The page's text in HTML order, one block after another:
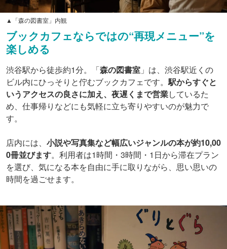
▲「森の図書室」内観
ブックカフェならではの“再現メニュー”を
楽しめる
渋谷駅から徒歩約1分。「森の図書室 」は、渋谷駅近くの
ビル内にひっそりと佇むブックカフェです。駅からすぐと
いうアクセスの良さに加え、夜遅くまで営業しているた
め、仕事帰りなどにも気軽に立ち寄りやすいのが魅力で
す。
店内には、 小説や写真集など幅広いジャンルの本が約10,00
0冊並びます。利用者は1時間・3時間・1日から滞在プラン
を選び、気になる本を自由に手に取りながら、思い思いの
時間を過ごせます。